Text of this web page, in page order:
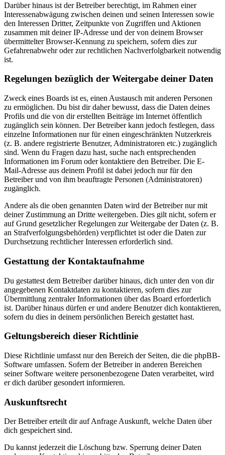
Darüber hinaus ist der Betreiber berechtigt, im Rahmen einer
Interessenabwägung zwischen deinen und seinen Interessen sowie
den Interessen Dritter, Zeitpunkte von Zugriffen und Aktionen
zusammen mit deiner IP-Adresse und der von deinem Browser
übermittelter Browser-Kennung zu speichern, sofern dies zur
Gefahrenabwehr oder zur rechtlichen Nachverfolgbarkeit notwendig
ist.
Regelungen bezüglich der Weitergabe deiner Daten
Zweck eines Boards ist es, einen Austausch mit anderen Personen
zu ermöglichen. Du bist dir daher bewusst, dass die Daten deines
Profils und die von dir erstellten Beiträge im Internet öffentlich
zugänglich sein können. Der Betreiber kann jedoch festlegen, dass
einzelne Informationen nur für einen eingeschränkten Nutzerkreis
(z. B. andere registrierte Benutzer, Administratoren etc.) zugänglich
sind. Wenn du Fragen dazu hast, suche nach entsprechenden
Informationen im Forum oder kontaktiere den Betreiber. Die E-
Mail-Adresse aus deinem Profil ist dabei jedoch nur für den
Betreiber und von ihm beauftragte Personen (Administratoren)
zugänglich.
Andere als die oben genannten Daten wird der Betreiber nur mit
deiner Zustimmung an Dritte weitergeben. Dies gilt nicht, sofern er
auf Grund gesetzlicher Regelungen zur Weitergabe der Daten (z. B.
an Strafverfolgungsbehörden) verpflichtet ist oder die Daten zur
Durchsetzung rechtlicher Interessen erforderlich sind.
Gestattung der Kontaktaufnahme
Du gestattest dem Betreiber darüber hinaus, dich unter den von dir
angegebenen Kontaktdaten zu kontaktieren, sofern dies zur
Übermittlung zentraler Informationen über das Board erforderlich
ist. Darüber hinaus dürfen er und andere Benutzer dich kontaktieren,
sofern du dies in deinem persönlichen Bereich gestattet hast.
Geltungsbereich dieser Richtlinie
Diese Richtlinie umfasst nur den Bereich der Seiten, die die phpBB-
Software umfassen. Sofern der Betreiber in anderen Bereichen
seiner Software weitere personenbezogene Daten verarbeitet, wird
er dich darüber gesondert informieren.
Auskunftsrecht
Der Betreiber erteilt dir auf Anfrage Auskunft, welche Daten über
dich gespeichert sind.
Du kannst jederzeit die Löschung bzw. Sperrung deiner Daten